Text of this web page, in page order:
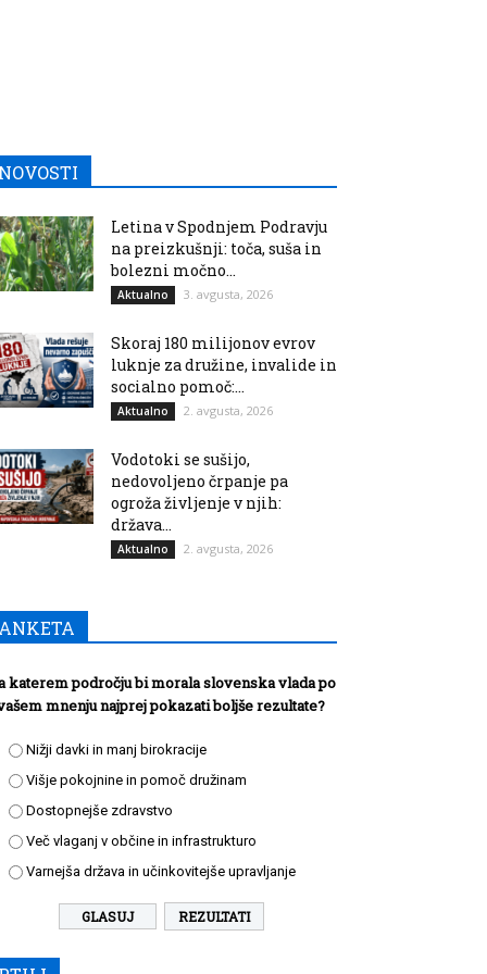
Letina v Spodnjem Podravju
na preizkušnji: toča, suša in
bolezni močno...
Aktualno 3. avgusta, 2026
Skoraj 180 milijonov evrov
luknje za družine, invalide in
socialno pomoč:...
Aktualno 2. avgusta, 2026
Vodotoki se sušijo,
nedovoljeno črpanje pa
ogroža življenje v njih:
država...
Aktualno 2. avgusta, 2026
katerem področju bi morala slovenska vlada po
mnenju najprej pokazati boljše rezultate?
Nižji davki in manj birokracije
Višje pokojnine in pomoč družinam
Dostopnejše zdravstvo
Več vlaganj v občine in infrastrukturo
Varnejša država in učinkovitejše upravljanje
REZULTATI